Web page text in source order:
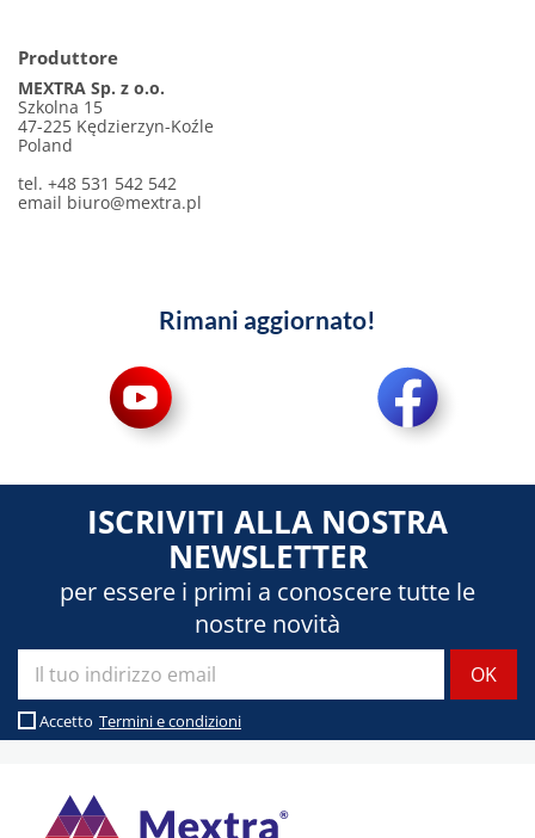
Produttore
MEXTRA Sp. z o.o.
Szkolna 15
47-225 Kędzierzyn-Koźle
Poland
tel. +48 531 542 542
email biuro@mextra.pl
Rimani aggiornato!
ISCRIVITI ALLA NOSTRA
NEWSLETTER
per essere i primi a conoscere tutte le
nostre novità
Accetto Termini e condizioni